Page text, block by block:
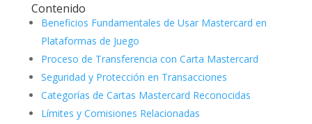
Contenido
Beneficios Fundamentales de Usar Mastercard en
Plataformas de Juego
Proceso de Transferencia con Carta Mastercard
Seguridad y Protección en Transacciones
Categorías de Cartas Mastercard Reconocidas
Límites y Comisiones Relacionadas